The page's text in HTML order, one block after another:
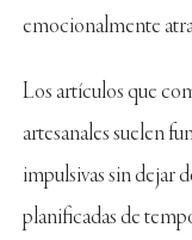
emocionalmente
Los artículos que
artesanales suelen
impulsivas sin dejar
planificadas de